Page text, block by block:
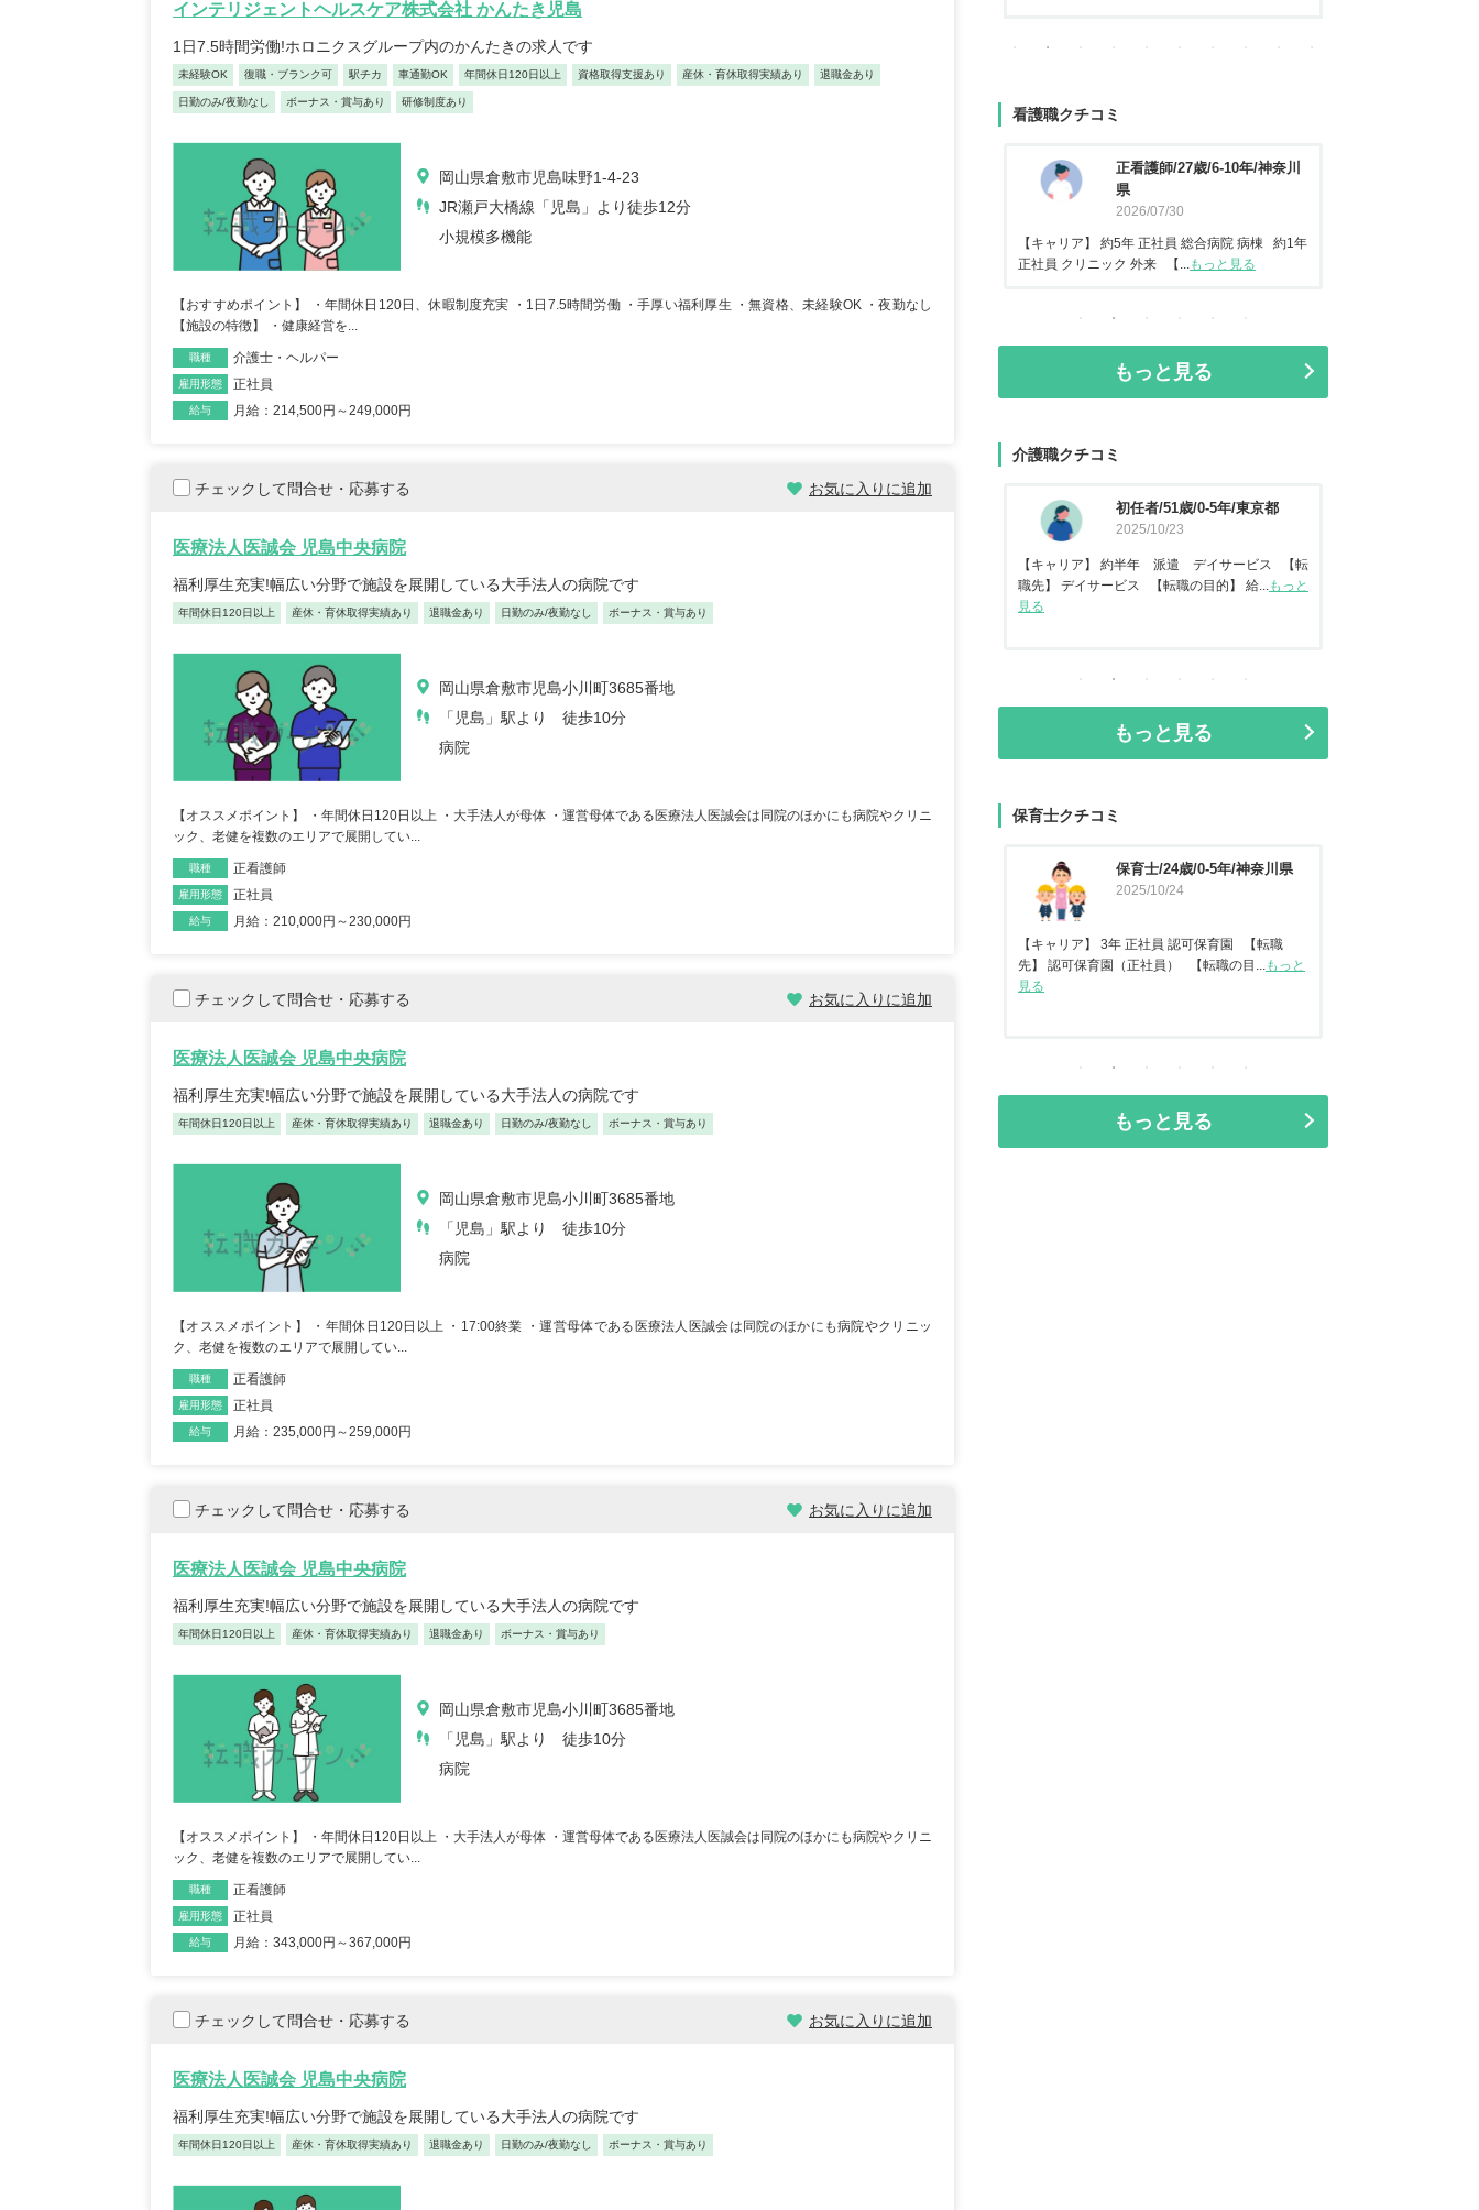
インテリジェントヘルスケア株式会社 かんたき児島
1日7.5時間労働!ホロニクスグループ内のかんたきの求人です
未経験OK 復職・ブランク可 駅チカ 車通勤OK 年間休日120日以上 資格取得支援あり 産休・育休取得実績あり 退職金あり
日勤のみ/夜勤なし ボーナス・賞与あり 研修制度あり
岡山県倉敷市児島味野1-4-23
JR瀬戸大橋線「児島」より徒歩12分
小規模多機能
【おすすめポイント】 ・年間休日120日、休暇制度充実 ・1日7.5時間労働 ・手厚い福利厚生 ・無資格、未経験OK ・夜勤なし
【施設の特徴】 ・健康経営を...
職種 介護士・ヘルパー
雇用形態 正社員
給与 月給：214,500円～249,000円
チェックして問合せ・応募する お気に入りに追加
医療法人医誠会 児島中央病院
福利厚生充実!幅広い分野で施設を展開している大手法人の病院です
年間休日120日以上 産休・育休取得実績あり 退職金あり 日勤のみ/夜勤なし ボーナス・賞与あり
岡山県倉敷市児島小川町3685番地
「児島」駅より 徒歩10分
病院
【オススメポイント】 ・年間休日120日以上 ・大手法人が母体 ・運営母体である医療法人医誠会は同院のほかにも病院やクリニ
ック、老健を複数のエリアで展開してい...
職種 正看護師
雇用形態 正社員
給与 月給：210,000円～230,000円
チェックして問合せ・応募する お気に入りに追加
医療法人医誠会 児島中央病院
福利厚生充実!幅広い分野で施設を展開している大手法人の病院です
年間休日120日以上 産休・育休取得実績あり 退職金あり 日勤のみ/夜勤なし ボーナス・賞与あり
岡山県倉敷市児島小川町3685番地
「児島」駅より 徒歩10分
病院
【オススメポイント】 ・年間休日120日以上 ・17:00終業 ・運営母体である医療法人医誠会は同院のほかにも病院やクリニッ
ク、老健を複数のエリアで展開してい...
職種 正看護師
雇用形態 正社員
給与 月給：235,000円～259,000円
チェックして問合せ・応募する お気に入りに追加
医療法人医誠会 児島中央病院
福利厚生充実!幅広い分野で施設を展開している大手法人の病院です
年間休日120日以上 産休・育休取得実績あり 退職金あり ボーナス・賞与あり
岡山県倉敷市児島小川町3685番地
「児島」駅より 徒歩10分
病院
【オススメポイント】 ・年間休日120日以上 ・大手法人が母体 ・運営母体である医療法人医誠会は同院のほかにも病院やクリニ
ック、老健を複数のエリアで展開してい...
職種 正看護師
雇用形態 正社員
給与 月給：343,000円～367,000円
チェックして問合せ・応募する お気に入りに追加
医療法人医誠会 児島中央病院
福利厚生充実!幅広い分野で施設を展開している大手法人の病院です
年間休日120日以上 産休・育休取得実績あり 退職金あり 日勤のみ/夜勤なし ボーナス・賞与あり
看護職クチコミ
正看護師/39歳/16-20年/東京
【キャリア】 約7年 正社員 総合病院 病棟 約6年
もっと見る
正看護師/30歳/経験5-10年/千
葉県
2022/09/25
【キャリア】 4年 正職員 大学病院 外科、救急外
看護師/29歳/6-10年/神奈川県
2026/06/23
常勤 地域包括ケア病棟 【転...もっと見る
もっと見る
介護職クチコミ
年 常勤 老健 約3年 常勤 グループ...もっと
【キャリア】 約5年 正社員 放課後デイサービ
ス 約10年 正社員 特別養護老人ホー...もっと見る
見る
資格なし/20歳/0-5年/東京都
2025/10/14
【キャリア】 約2年 正社員 倉庫内作業 【転
職先】 特別養護老人ホーム 【転職の目...もっと
見る
もっと見る
保育士クチコミ
保育士/33歳/0-5年/東京都
2025/05/08
先】認可保育園（正社員） 【転職の... もっと見
認可保育園 【転職先】 認可保育...
保育士/45歳/20-25年/東京都
2025/09/11
【キャリア】22年 正社員 認可保育園2年 認定こ
ども園 【転職先】保育園（認可...
もっと見る